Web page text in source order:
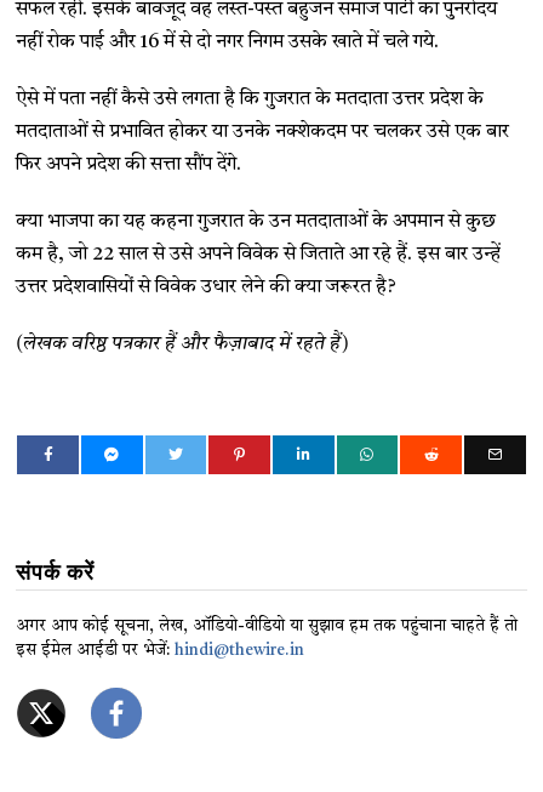
सफल रही. इसके बावजूद वह लस्त-पस्त बहुजन समाज पार्टी का पुनरोदय
नहीं रोक पाई और 16 में से दो नगर निगम उसके खाते में चले गये.
ऐसे में पता नहीं कैसे उसे लगता है कि गुजरात के मतदाता उत्तर प्रदेश के
मतदाताओं से प्रभावित होकर या उनके नक्शेकदम पर चलकर उसे एक बार
फिर अपने प्रदेश की सत्ता सौंप देंगे.
क्या भाजपा का यह कहना गुजरात के उन मतदाताओं के अपमान से कुछ
कम है, जो 22 साल से उसे अपने विवेक से जिताते आ रहे हैं. इस बार उन्हें
उत्तर प्रदेशवासियों से विवेक उधार लेने की क्या जरूरत है?
(लेखक वरिष्ठ पत्रकार हैं और फैज़ाबाद में रहते हैं)
संपर्क करें
अगर आप कोई सूचना, लेख, ऑडियो-वीडियो या सुझाव हम तक पहुंचाना चाहते हैं तो
इस ईमेल आईडी पर भेजें:hindi@thewire.in